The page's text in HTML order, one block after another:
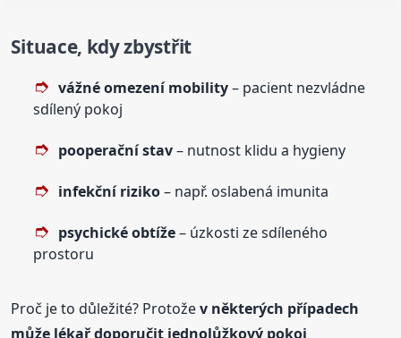
Situace, kdy zbystřit
vážné omezení mobility– pacient nezvládne
sdílený pokoj
pooperační stav– nutnost klidu a hygieny
infekční riziko– např. oslabená imunita
psychické obtíže– úzkosti ze sdíleného
prostoru
Proč je to důležité? Protožev některých případech
může lékař doporučit jednolůžkový pokoj